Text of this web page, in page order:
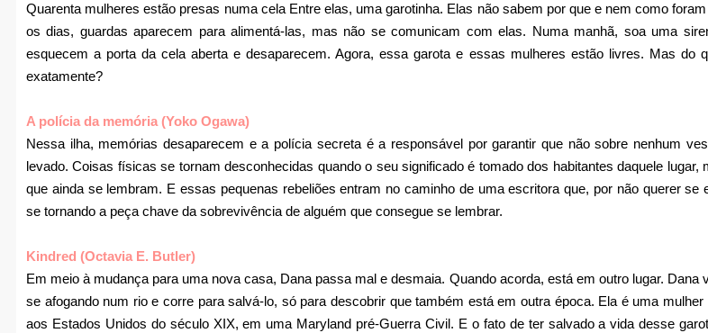
Quarenta mulheres estão presas numa cela Entre elas, uma garotinha. Elas não sabem por que e nem como
os dias, guardas aparecem para alimentá-las, mas não se comunicam com elas. Numa manhã, soa uma
esquecem a porta da cela aberta e desaparecem. Agora, essa garota e essas mulheres estão livres. Mas do
exatamente?
A polícia da memória (Yoko Ogawa)
Nessa ilha, memórias desaparecem e a polícia secreta é a responsável por garantir que não sobre nenhum
levado. Coisas físicas se tornam desconhecidas quando o seu significado é tomado dos habitantes daquele lugar,
que ainda se lembram. E essas pequenas rebeliões entram no caminho de uma escritora que, por não querer se
se tornando a peça chave da sobrevivência de alguém que consegue se lembrar.
Kindred (Octavia E. Butler)
Em meio à mudança para uma nova casa, Dana passa mal e desmaia. Quando acorda, está em outro lugar. Dana
se afogando num rio e corre para salvá-lo, só para descobrir que também está em outra época. Ela é uma
aos Estados Unidos do século XIX, em uma Maryland pré-Guerra Civil. E o fato de ter salvado a vida desse